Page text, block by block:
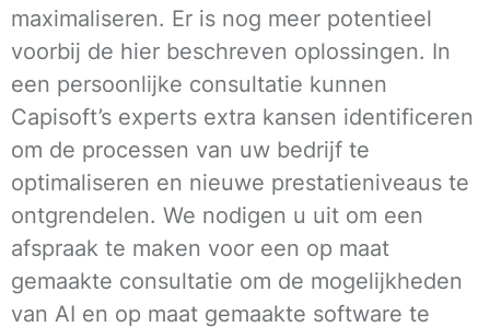
maximaliseren. Er is nog meer potentieel
voorbij de hier beschreven oplossingen. In
een persoonlijke consultatie kunnen
Capisoft’s experts extra kansen identificeren
om de processen van uw bedrijf te
optimaliseren en nieuwe prestatieniveaus te
ontgrendelen. We nodigen u uit om een
afspraak te maken voor een op maat
gemaakte consultatie om de mogelijkheden
van AI en op maat gemaakte software te